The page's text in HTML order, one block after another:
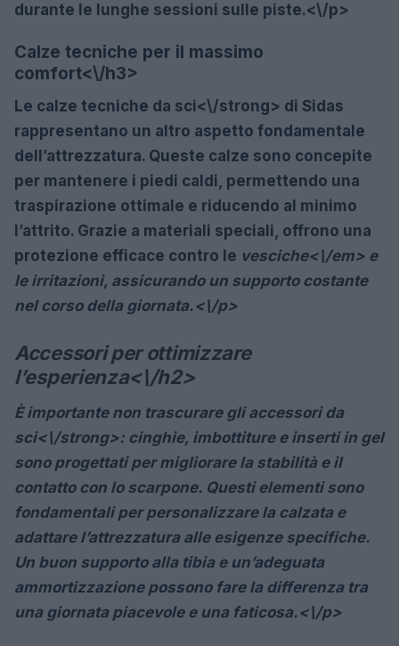
durante le lunghe sessioni sulle piste.<\/p>
Calze tecniche per il massimo
comfort<\/h3>
Le calze tecniche da sci<\/strong> di Sidas
rappresentano un altro aspetto fondamentale
dell’attrezzatura. Queste calze sono concepite
per mantenere i piedi caldi, permettendo una
traspirazione ottimale e riducendo al minimo
l’attrito. Grazie a materiali speciali, offrono una
protezione efficace contro le vesciche<\/em> e
le irritazioni, assicurando un supporto costante
nel corso della giornata.<\/p>
Accessori per ottimizzare
l’esperienza<\/h2>
È importante non trascurare gliaccessori da
sci<\/strong>: cinghie, imbottiture e inserti in gel
sono progettati per migliorare la stabilità e il
contatto con lo scarpone. Questi elementi sono
fondamentali per personalizzare la calzata e
adattare l’attrezzatura alle esigenze specifiche.
Un buon supporto alla tibia e un’adeguata
ammortizzazione possono fare la differenza tra
una giornata piacevole e una faticosa.<\/p>